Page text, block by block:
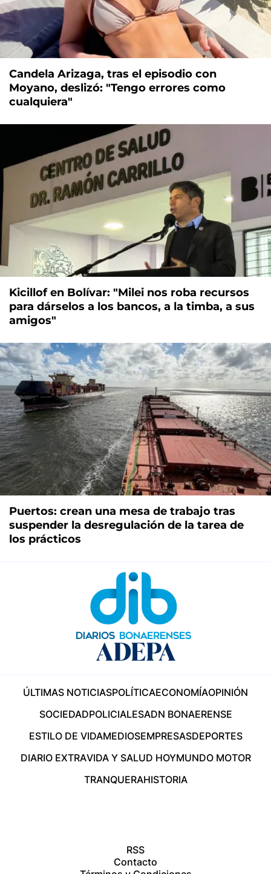
Candela Arizaga, tras el episodio con
Moyano, deslizó: "Tengo errores como
cualquiera"
Kicillof en Bolívar: "Milei nos roba recursos
para dárselos a los bancos, a la timba, a sus
amigos"
Puertos: crean una mesa de trabajo tras
suspender la desregulación de la tarea de
los prácticos
ÚLTIMAS NOTICIASPOLÍTICAECONOMÍAOPINIÓN
SOCIEDADPOLICIALESADN BONAERENSE
ESTILO DE VIDAMEDIOSEMPRESASDEPORTES
DIARIO EXTRAVIDA Y SALUD HOYMUNDO MOTOR
TRANQUERAHISTORIA
RSS
Contacto